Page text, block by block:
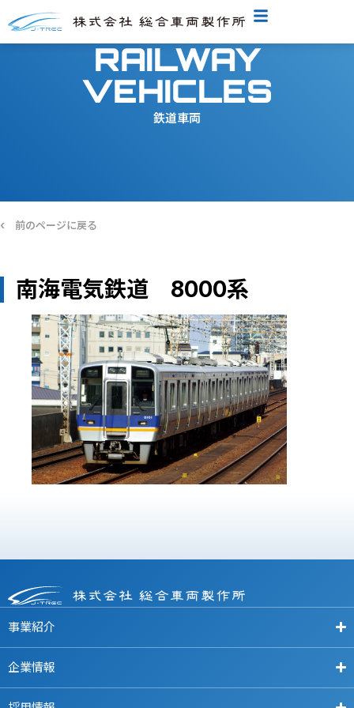
RAILWAY
VEHICLES
鉄道車両
‹ 前のページに戻る
南海電気鉄道 8000系
事業紹介
企業情報